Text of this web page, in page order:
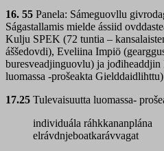
16. 55 Panela: Sámeguovllu
Ságastallamis mielde ássiid
Kulju SPEK (72 tuntia –
áššedovdi), Eveliina Impiö
buresveadjinguovlu) ja
luomassa -prošeakta Gielddaidlihttu)
17.25 Tulevaisuutta luomassa-
individuála ráhkkananplána
elrávdnjeboatkarávvagat